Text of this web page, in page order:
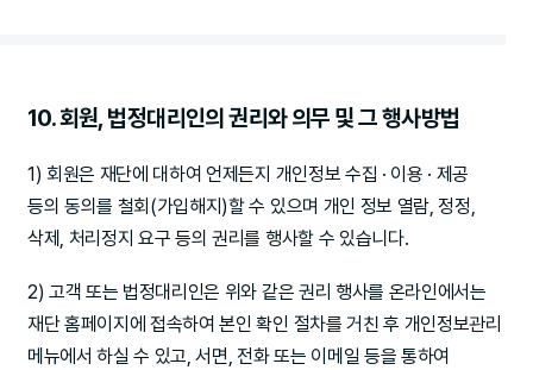
10. 회원, 법정대리인의 권리와 의무 및 그 행사방법
1) 회원은 재단에 대하여 언제든지 개인정보 수집 · 이용 · 제공
등의 동의를 철회(가입해지)할 수 있으며 개인 정보 열람, 정정,
삭제, 처리정지 요구 등의 권리를 행사할 수 있습니다.
2) 고객 또는 법정대리인은 위와 같은 권리 행사를 온라인에서는
재단 홈페이지에 접속하여 본인 확인 절차를 거친 후 개인정보관리
메뉴에서 하실 수 있고, 서면, 전화 또는 이메일 등을 통하여